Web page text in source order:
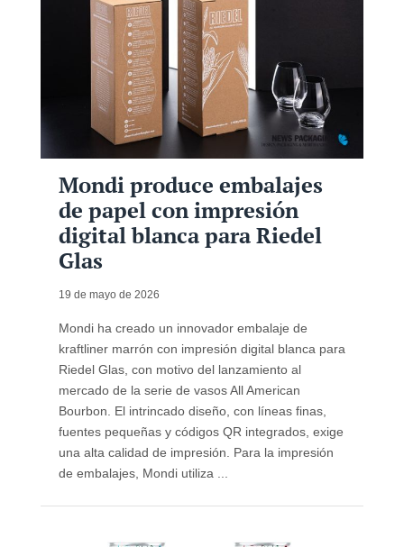
Mondi produce embalajes
de papel con impresión
digital blanca para Riedel
Glas
19 de mayo de 2026
Mondi ha creado un innovador embalaje de
kraftliner marrón con impresión digital blanca para
Riedel Glas, con motivo del lanzamiento al
mercado de la serie de vasos All American
Bourbon. El intrincado diseño, con líneas finas,
fuentes pequeñas y códigos QR integrados, exige
una alta calidad de impresión. Para la impresión
de embalajes, Mondi utiliza ...